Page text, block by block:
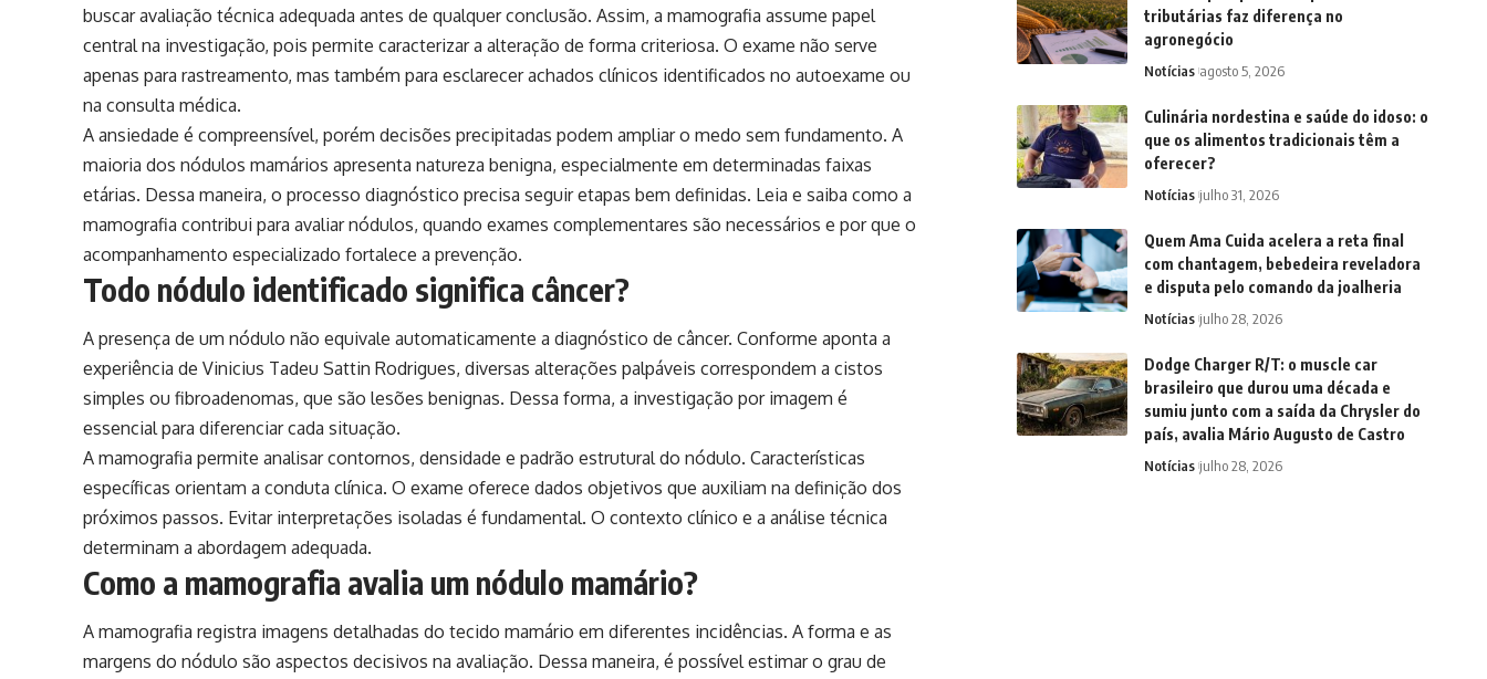
buscar avaliação técnica adequada antes de qualquer conclusão. Assim, a mamografia assume papel
central na investigação, pois permite caracterizar a alteração de forma criteriosa. O exame não serve
apenas para rastreamento, mas também para esclarecer achados clínicos identificados no autoexame ou
na consulta médica.
A ansiedade é compreensível, porém decisões precipitadas podem ampliar o medo sem fundamento. A
maioria dos nódulos mamários apresenta natureza benigna, especialmente em determinadas faixas
etárias. Dessa maneira, o processo diagnóstico precisa seguir etapas bem definidas. Leia e saiba como a
mamografia contribui para avaliar nódulos, quando exames complementares são necessários e por que o
acompanhamento especializado fortalece a prevenção.
Todo nódulo identificado significa câncer?
A presença de um nódulo não equivale automaticamente a diagnóstico de câncer. Conforme aponta a
experiência de Vinicius Tadeu Sattin Rodrigues, diversas alterações palpáveis correspondem a cistos
simples ou fibroadenomas, que são lesões benignas. Dessa forma, a investigação por imagem é
essencial para diferenciar cada situação.
A mamografia permite analisar contornos, densidade e padrão estrutural do nódulo. Características
específicas orientam a conduta clínica. O exame oferece dados objetivos que auxiliam na definição dos
próximos passos. Evitar interpretações isoladas é fundamental. O contexto clínico e a análise técnica
determinam a abordagem adequada.
Como a mamografia avalia um nódulo mamário?
A mamografia registra imagens detalhadas do tecido mamário em diferentes incidências. A forma e as
margens do nódulo são aspectos decisivos na avaliação. Dessa maneira, é possível estimar o grau de
tributárias faz diferença no
agronegócio
Notícias agosto 5, 2026
Culinária nordestina e saúde do idoso: o
que os alimentos tradicionais têm a
oferecer?
Notícias julho 31, 2026
Quem Ama Cuida acelera a reta final
com chantagem, bebedeira reveladora
e disputa pelo comando da joalheria
Notícias julho 28, 2026
Dodge Charger R/T: o muscle car
brasileiro que durou uma década e
sumiu junto com a saída da Chrysler do
país, avalia Mário Augusto de Castro
Notícias julho 28, 2026